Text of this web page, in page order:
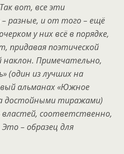
вот, все эти
разные, и от того – ещё
у них всё в порядке,
придавая поэтической
Примечательно,
(один из лучших на
альманах «Южное
достойными тиражами)
соответственно,
Это – образец для